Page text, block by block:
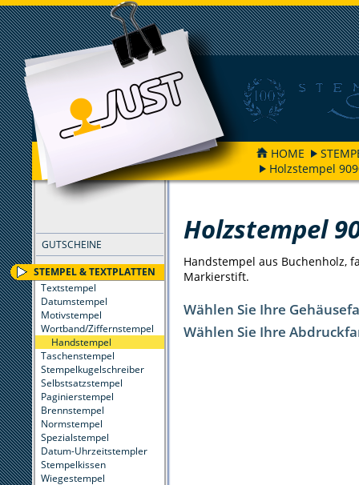
HOME
Holzstempel
GUTSCHEINE
STEMPEL & TEXTPLATTEN
Textstempel
Datumstempel
Motivstempel
Wortband/Ziffernstempel
Handstempel
Taschenstempel
Stempelkugelschreiber
Selbstsatzstempel
Paginierstempel
Brennstempel
Normstempel
Spezialstempel
Datum-Uhrzeitstempler
Stempelkissen
Wiegestempel
FILTER
Holzstempel
Handstempel aus Buchenholz,
Markierstift.
Wählen Sie Ihre
Wählen Sie Ihre